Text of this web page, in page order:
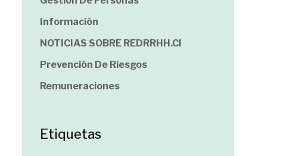
Información
NOTICIAS SOBRE REDRRHH.cl
Prevención De Riesgos
Remuneraciones
Etiquetas